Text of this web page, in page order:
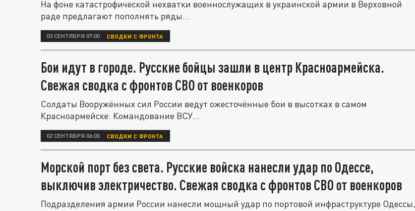
На фоне катастрофической нехватки военнослужащих в украинской армии в Верховной
раде предлагают пополнять ряды...
03 СЕНТЯБРЯ 07:00 СВОДКИ С ФРОНТА
Бои идут в городе. Русские бойцы зашли в центр Красноармейска.
Свежая сводка с фронтов СВО от военкоров
Солдаты Вооружённых сил России ведут ожесточённые бои в высотках в самом
Красноармейске. Командование ВСУ...
02 СЕНТЯБРЯ 06:00 СВОДКИ С ФРОНТА
Морской порт без света. Русские войска нанесли удар по Одессе,
выключив электричество. Свежая сводка с фронтов СВО от военкоров
Подразделения армии России нанесли мощный удар по портовой инфраструктуре Одессы,